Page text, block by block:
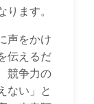
ります。
声をかけ
伝えるだ
競争力の
ない」と